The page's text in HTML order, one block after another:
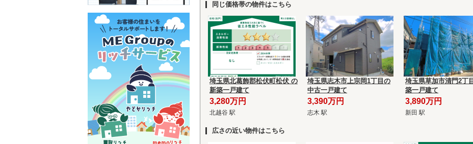
同じ価格帯の物件はこちら
埼玉県北葛飾郡松伏町松伏 の
新築一戸建て
3,280万円
北越谷 駅
埼玉県志木市上宗岡1丁目の
中古一戸建て
3,390万円
志木 駅
埼玉県草加市清門2丁
築一戸建て
3,890万円
新田 駅
広さの近い物件はこちら